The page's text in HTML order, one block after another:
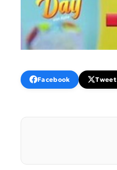
Facebook Tweet